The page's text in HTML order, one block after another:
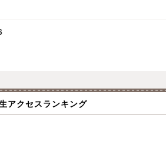
アクセスランキング